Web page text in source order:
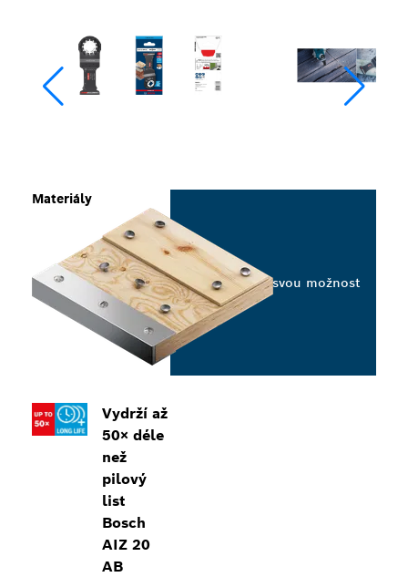
Vydrží až
50× déle
než
pilový
list
Bosch
AIZ 20
AB
Materiály
Vyberte svou možnost